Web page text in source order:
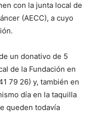
con la junta local de
(AECC), a cuyo
un donativo de 5
de la Fundación en
79 26) y, también en
día en la taquilla
queden todavía